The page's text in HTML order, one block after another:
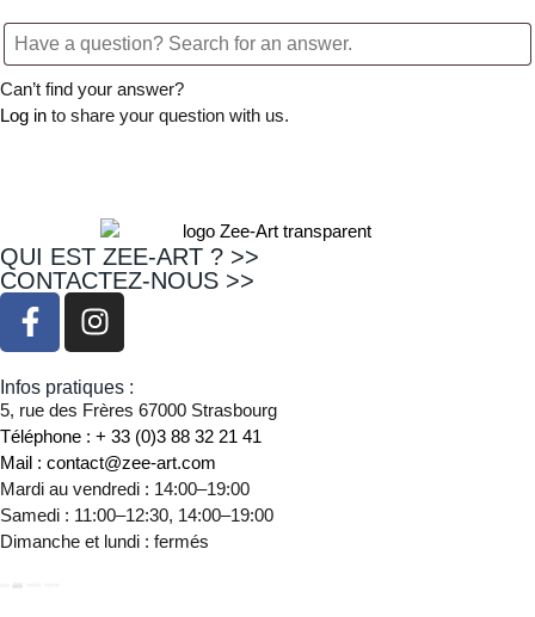
Can’t find your answer?
Log in to share your question with us.
QUI EST ZEE-ART ? >>
CONTACTEZ-NOUS >>
Infos pratiques :
5, rue des Frères 67000 Strasbourg
Téléphone : + 33 (0)3 88 32 21 41
Mail : contact@zee-art.com
Mardi au vendredi : 14:00–19:00
Samedi : 11:00–12:30, 14:00–19:00
Dimanche et lundi : fermés